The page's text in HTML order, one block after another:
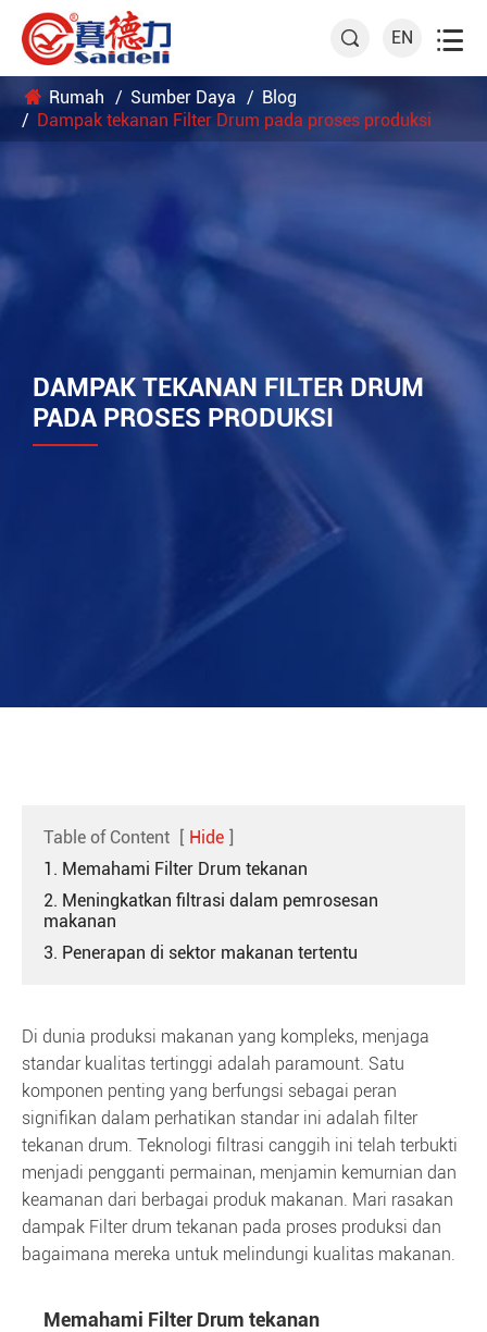
 EN 
Rumah Sumber Daya
Blog
Dampak tekanan Filter Drum pada proses produksi
DAMPAK TEKANAN FILTER DRUM
PADA PROSES PRODUKSI
Table of Content [ Hide ]
1. Memahami Filter Drum tekanan
2. Meningkatkan filtrasi dalam pemrosesan
makanan
3. Penerapan di sektor makanan tertentu
Di dunia produksi makanan yang kompleks, menjaga
standar kualitas tertinggi adalah paramount. Satu
komponen penting yang berfungsi sebagai peran
signifikan dalam perhatikan standar ini adalah filter
tekanan drum. Teknologi filtrasi canggih ini telah terbukti
menjadi pengganti permainan, menjamin kemurnian dan
keamanan dari berbagai produk makanan. Mari rasakan
dampak Filter drum tekanan pada proses produksi dan
bagaimana mereka untuk melindungi kualitas makanan.
Memahami Filter Drum tekanan